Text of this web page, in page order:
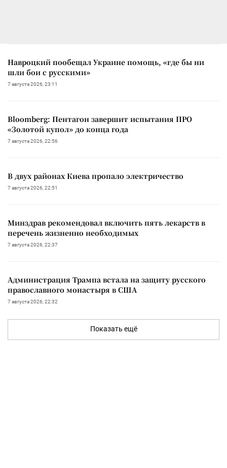
Навроцкий пообещал Украине помощь, «где бы ни
шли бои с русскими»
7 августа 2026, 23:11
Bloomberg: Пентагон завершит испытания ПРО
«Золотой купол» до конца года
7 августа 2026, 22:56
В двух районах Киева пропало электричество
7 августа 2026, 22:51
Минздрав рекомендовал включить пять лекарств в
перечень жизненно необходимых
7 августа 2026, 22:37
Администрация Трампа встала на защиту русского
православного монастыря в США
7 августа 2026, 22:32
Показать ещё